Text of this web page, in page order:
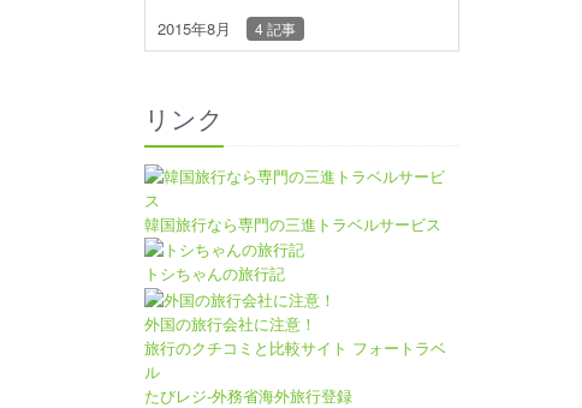
2015年8月 4 記事
リンク
韓国旅行なら専門の三進トラベルサービス
トシちゃんの旅行記
外国の旅行会社に注意！
旅行のクチコミと比較サイト フォートラベ
ル
たびレジ-外務省海外旅行登録